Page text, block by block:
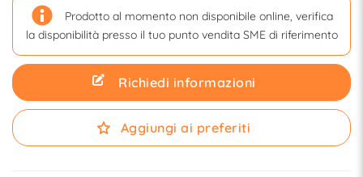
Prodotto al momento non disponibile online, verifica
la disponibilità presso il tuo punto vendita SME di riferimento
Richiedi informazioni
Aggiungi ai preferiti